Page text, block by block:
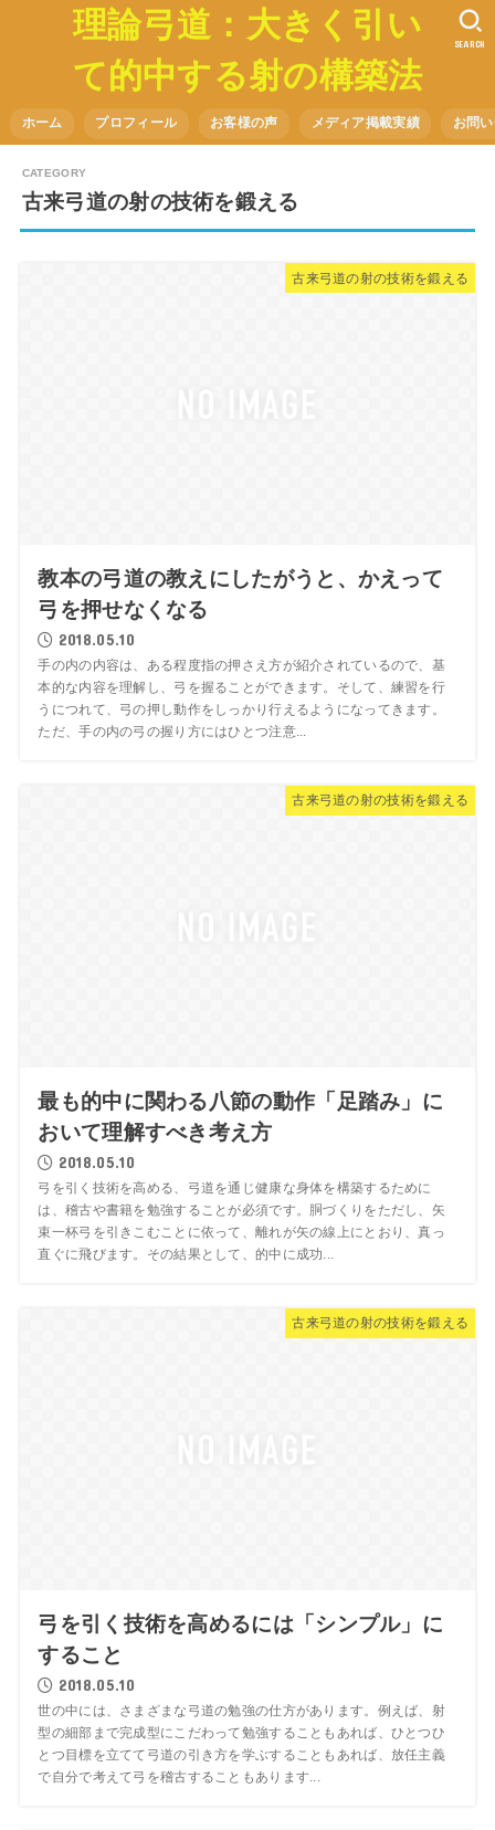
理論弓道：大きく引い
て的中する射の構築法
ホーム プロフィール お客様の声 メディア掲載実績 お問
SEARCH
古来弓道の射の技術を鍛える
古来弓道の射の技術を鍛える
教本の弓道の教えにしたがうと、かえって
弓を押せなくなる
2018.05.10
手の内の内容は、ある程度指の押さえ方が紹介されているので、基
本的な内容を理解し、弓を握ることができます。そして、練習を行
うにつれて、弓の押し動作をしっかり行えるようになってきます。
ただ、手の内の弓の握り方にはひとつ注意...
古来弓道の射の技術を鍛える
最も的中に関わる八節の動作「足踏み」に
おいて理解すべき考え方
2018.05.10
弓を引く技術を高める、弓道を通じ健康な身体を構築するために
は、稽古や書籍を勉強することが必須です。胴づくりをただし、矢
束一杯弓を引きこむことに依って、離れが矢の線上にとおり、真っ
直ぐに飛びます。その結果として、的中に成功...
古来弓道の射の技術を鍛える
弓を引く技術を高めるには「シンプル」に
すること
2018.05.10
世の中には、さまざまな弓道の勉強の仕方があります。例えば、射
型の細部まで完成型にこだわって勉強することもあれば、ひとつひ
とつ目標を立てて弓道の引き方を学ぶすることもあれば、放任主義
で自分で考えて弓を稽古することもあります...